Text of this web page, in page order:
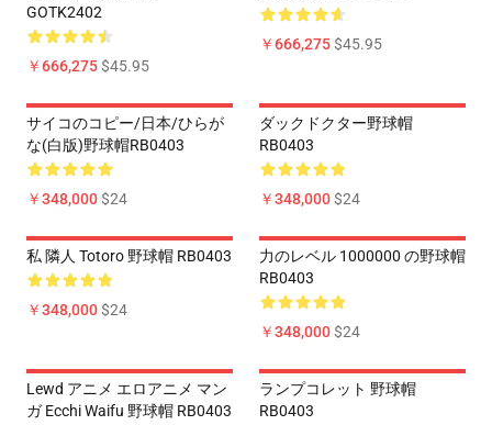
GOTK2402
￥666,275$45.95
￥666,275$45.95
サイコのコピー/日本/ひらが
な(白版)野球帽RB0403
￥348,000$24
ダックドクター野球帽
RB0403
￥348,000$24
私 隣人 Totoro 野球帽 RB0403
￥348,000$24
力のレベル 1000000 の野球帽
RB0403
￥348,000$24
Lewd アニメ エロアニメ マン
ガ Ecchi Waifu 野球帽 RB0403
ランプコレット 野球帽
RB0403